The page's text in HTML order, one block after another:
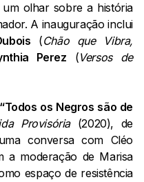
olhar sobre a história
A inauguração inclui
(Chão que Vibra,
Perez (Versos de
“Todos os Negros são de
Provisória(2020), de
conversa com Cléo
a moderação de Marisa
espaço de resistência